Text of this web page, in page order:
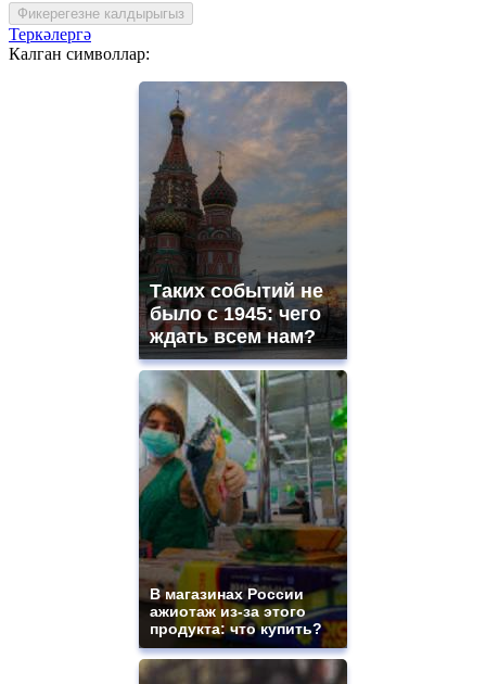
Фикерегезне калдырыгыз
Теркәлергә
Калган символлар:
Таких событий не
было с 1945: чего
ждать всем нам?
В магазинах России
ажиотаж из-за этого
продукта: что купить?